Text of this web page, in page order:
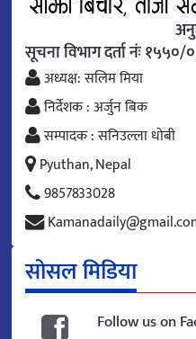
सूचना विभाग दर्ता नंः
अध्यक्ष: सलिम मिया
निर्देशक : अर्जुन बिक
सम्पादक : सनिउल्ला धोबी
Pyuthan, Nepal
9857833028
सोसल मिडिया
Follow us on